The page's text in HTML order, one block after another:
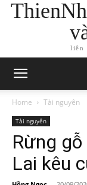
liên
Home Tài nguyên
Tài nguyên
Rừng
Lai kêu